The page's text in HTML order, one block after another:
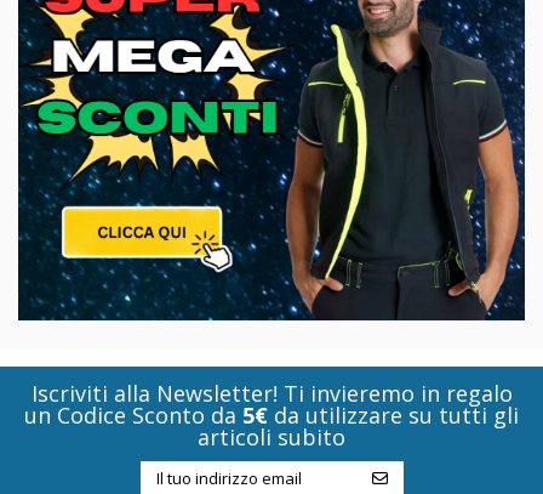
Iscriviti alla Newsletter! Ti invieremo in regalo
un Codice Sconto da 5€ da utilizzare su tutti gli
articoli subito